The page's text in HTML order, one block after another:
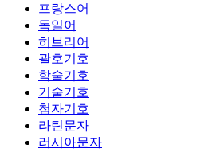
프랑스어
독일어
히브리어
괄호기호
학술기호
기술기호
첨자기호
라틴문자
러시아문자